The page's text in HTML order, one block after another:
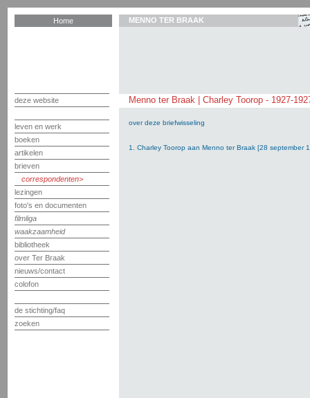
Home
deze website
leven en werk
boeken
artikelen
brieven
correspondenten
lezingen
foto's en documenten
filmliga
waakzaamheid
bibliotheek
over Ter Braak
nieuws/contact
colofon
de stichting/faq
zoeken
MENNO TER BRAAK
Menno ter Braak | Charley Toorop - 1927-
over deze briefwisseling
1. Charley Toorop aan Menno ter Braak [28 september